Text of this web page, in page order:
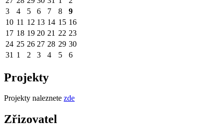
3
4 5 6 7 8
9
10 11 12 13 14 15 16
17 18 19 20 21 22 23
24 25 26 27 28 29 30
31 1 2 3 4 5 6
Projekty
Projekty naleznete zde
Zřizovatel